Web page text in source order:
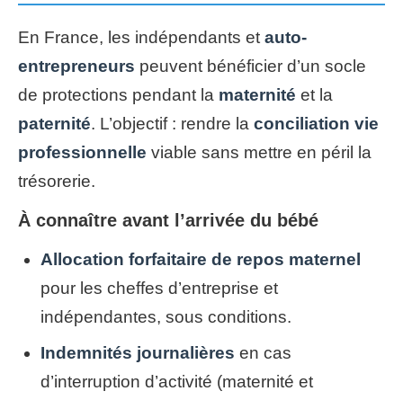
En France, les indépendants et auto-
entrepreneurs peuvent bénéficier d’un socle
de protections pendant la maternité et la
paternité. L’objectif : rendre la conciliation vie
professionnelle viable sans mettre en péril la
trésorerie.
À connaître avant l’arrivée du bébé
Allocation forfaitaire de repos maternel
pour les cheffes d’entreprise et
indépendantes, sous conditions.
Indemnités journalières en cas
d’interruption d’activité (maternité et